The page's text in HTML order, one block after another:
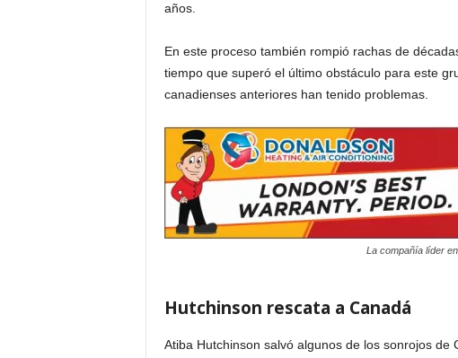
años.
En este proceso también rompió rachas de
tiempo que superó el último obstáculo para este
canadienses anteriores han tenido problemas.
La compañía líder
Hutchinson rescata a Canadá
Atiba Hutchinson salvó algunos de los sonrojos